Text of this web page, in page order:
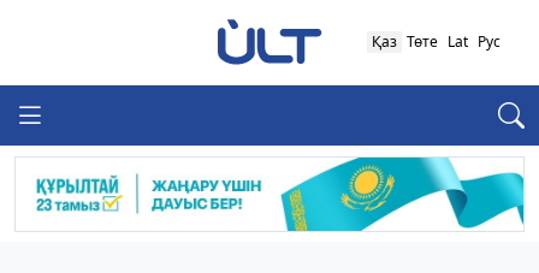
Қаз Төте Lat Рус